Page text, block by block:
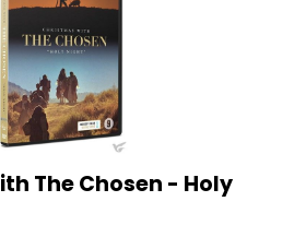
The Chosen - Holy